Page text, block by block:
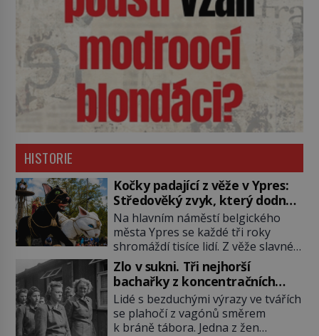
HISTORIE
Kočky padající z věže v Ypres:
Středověký zvyk, který dodnes
budí rozpaky
Na hlavním náměstí belgického
města Ypres se každé tři roky
shromáždí tisíce lidí. Z věže slavné
tržnice létají do davu kočky, diváci
jásají a snaží se je chytit. Naštěstí
už nejde o živá zvířata, ale jenom o
plyšové suvenýry. Kdysi to ale bylo
jinak. Tato veselá podívaná
připomíná jeden z nejpodivnějších
Zlo v sukni. Tři nejhorší
bachařky z koncentračních
táborů
Lidé s bezduchými výrazy ve tvářích
se plahočí z vagónů směrem
k bráně tábora. Jedna z žen